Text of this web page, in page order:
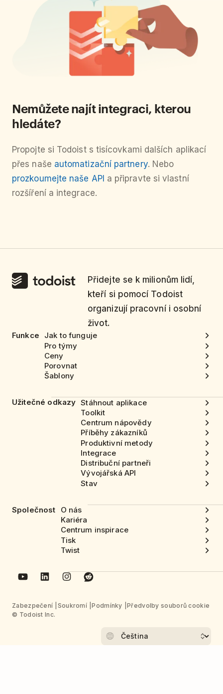
Nemůžete najít integraci, kterou
hledáte?
Propojte si Todoist s tisícovkami dalších aplikací
přes naše automatizační partnery. Nebo
prozkoumejte naše API a připravte si vlastní
rozšíření a integrace.
Přidejte se k milionům lidí,
kteří si pomocí Todoist
organizují pracovní i osobní
život.
Funkce
Jak to funguje
Pro týmy
Ceny
Porovnat
Šablony
Užitečné odkazy Stáhnout aplikace
Toolkit
Centrum nápovědy
Příběhy zákazníků
Produktivní metody
Integrace
Distribuční partneři
Vývojářská API
Stav
Společnost
O nás
Kariéra
Centrum inspirace
Tisk
Twist
Zabezpečení Soukromí Podmínky
Předvolby souborů cookie
© Todoist Inc.